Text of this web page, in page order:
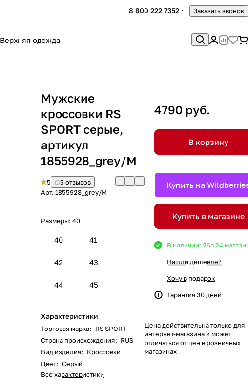
8 800 222 7352 Заказать звонок
Верхняя одежда
Мужские
кроссовки RS
SPORT серые,
артикул
1855928_grey/M
5
5 отзывов
Арт. 1855928_grey/M
Размеры: 40
40 41
42 43
44 45
Характеристики
Торговая марка: RS SPORT
Страна происхождения: RUS
Вид изделия: Кроссовки
Цвет: Серый
Все характеристики
4790 руб.
В корзину
Купить на
Купить в магазине
В наличии: 26в 24
Нашли дешевле?
Хочу в подарок
Гарантия 30 дней
Цена действительна только для
интернет-магазина и может
отличаться от цен в розничных
магазинах